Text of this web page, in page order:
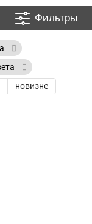
Фильтры
новизне